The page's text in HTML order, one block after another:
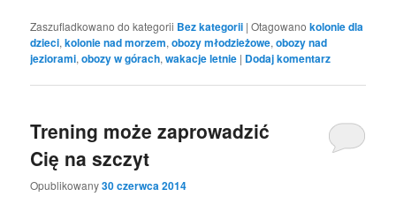
Zaszufladkowano do kategorii Bez kategorii |Otagowano kolonie dla
dzieci,kolonie nad morzem,obozy młodzieżowe,obozy nad
jeziorami,obozy w górach,wakacje letnie | Dodaj komentarz
Trening może zaprowadzić
Cię na szczyt
Opublikowany30 czerwca 2014